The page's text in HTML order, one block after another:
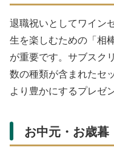
退職祝いとしてワイン
生を楽しむための「相
が重要です。サブスク
数の種類が含まれたセ
より豊かにするプレゼ
お中元・お歳暮